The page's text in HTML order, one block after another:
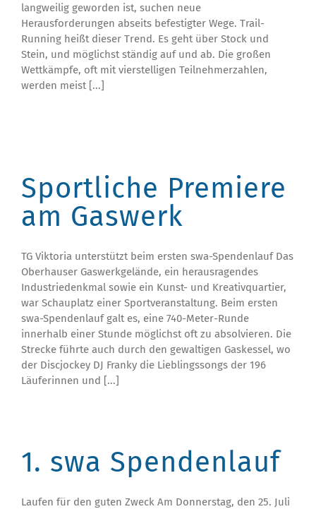
langweilig geworden ist, suchen neue
Herausforderungen abseits befestigter Wege. Trail-
Running heißt dieser Trend. Es geht über Stock und
Stein, und möglichst ständig auf und ab. Die großen
Wettkämpfe, oft mit vierstelligen Teilnehmerzahlen,
werden meist [...]
Sportliche Premiere
am Gaswerk
TG Viktoria unterstützt beim ersten swa-Spendenlauf Das
Oberhauser Gaswerkgelände, ein herausragendes
Industriedenkmal sowie ein Kunst- und Kreativquartier,
war Schauplatz einer Sportveranstaltung. Beim ersten
swa-Spendenlauf galt es, eine 740-Meter-Runde
innerhalb einer Stunde möglichst oft zu absolvieren. Die
Strecke führte auch durch den gewaltigen Gaskessel, wo
der Discjockey DJ Franky die Lieblingssongs der 196
Läuferinnen und [...]
1. swa Spendenlauf
Laufen für den guten Zweck Am Donnerstag, den 25. Juli